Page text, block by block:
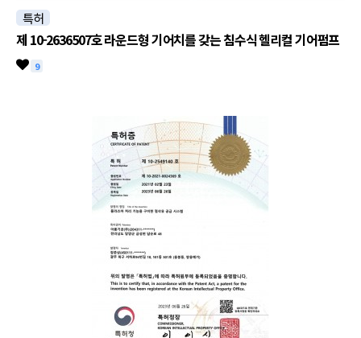
특허
제 10-2636507호 라운드형 기어치를 갖는 침수식 헬리컬 기어펌프
9